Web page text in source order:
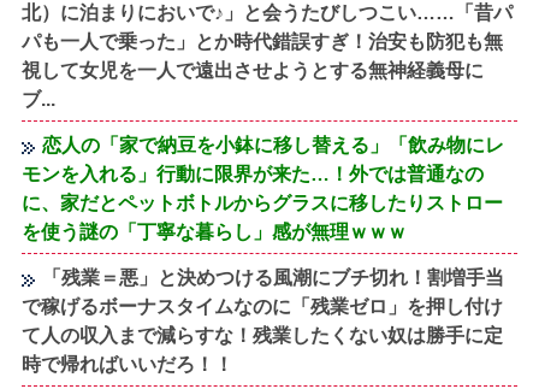
北）に泊まりにおいで♪」と会うたびしつこい……「昔パ
パも一人で乗った」とか時代錯誤すぎ！治安も防犯も無
視して女児を一人で遠出させようとする無神経義母に
ブ...
恋人の「家で納豆を小鉢に移し替える」「飲み物にレ
モンを入れる」行動に限界が来た…！外では普通なの
に、家だとペットボトルからグラスに移したりストロー
を使う謎の「丁寧な暮らし」感が無理ｗｗｗ
「残業＝悪」と決めつける風潮にブチ切れ！割増手当
で稼げるボーナスタイムなのに「残業ゼロ」を押し付け
て人の収入まで減らすな！残業したくない奴は勝手に定
時で帰ればいいだろ！！